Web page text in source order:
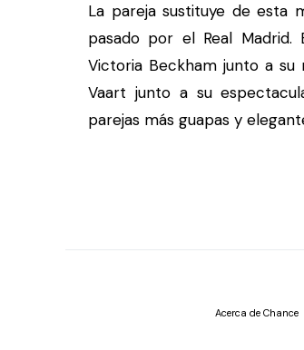
La pareja sustituye de esta
pasado por el Real
Victoria Beckham junto a su
Vaart junto a su
parejas más guapas y
Acerca de Chance